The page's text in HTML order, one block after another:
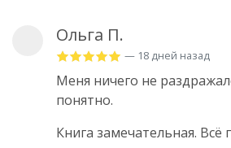
Ольга П.
— 18 дней назад
Меня ничего не
понятно.
Книга замечательная. Всё